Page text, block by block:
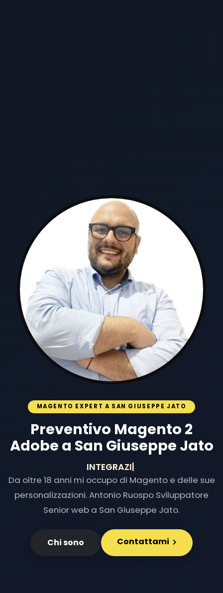
MAGENTO EXPERT A SAN GIUSEPPE JATO
Preventivo Magento 2
Adobe a San Giuseppe Jato
INTEGRAZIONI E S
Da oltre 18 anni mi occupo di Magento e delle sue
personalizzazioni. Antonio Ruospo Sviluppatore
Senior web a San Giuseppe Jato.
Chi sono Contattami